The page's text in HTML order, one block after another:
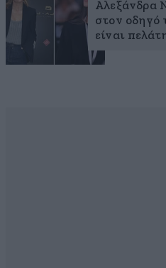
Αλεξάνδρα
στον οδηγό
είναι